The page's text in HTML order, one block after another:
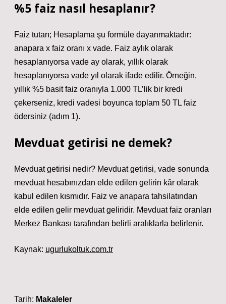
%5 faiz nasıl hesaplanır?
Faiz tutarı; Hesaplama şu formüle dayanmaktadır:
anapara x faiz oranı x vade. Faiz aylık olarak
hesaplanıyorsa vade ay olarak, yıllık olarak
hesaplanıyorsa vade yıl olarak ifade edilir. Örneğin,
yıllık %5 basit faiz oranıyla 1.000 TL’lik bir kredi
çekerseniz, kredi vadesi boyunca toplam 50 TL faiz
ödersiniz (adım 1).
Mevduat getirisi ne demek?
Mevduat getirisi nedir? Mevduat getirisi, vade sonunda
mevduat hesabınızdan elde edilen gelirin kâr olarak
kabul edilen kısmıdır. Faiz ve anapara tahsilatından
elde edilen gelir mevduat geliridir. Mevduat faiz oranları
Merkez Bankası tarafından belirli aralıklarla belirlenir.
Kaynak: ugurlukoltuk.com.tr
Tarih: Makaleler